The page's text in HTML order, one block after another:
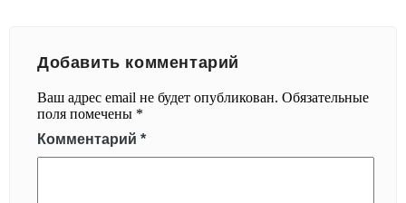
Добавить комментарий
Ваш адрес email не будет опубликован. Обязательные
поля помечены *
Комментарий *